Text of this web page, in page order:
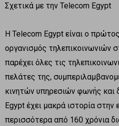
Σχετικά με την Telecom Egypt
Η Telecom Egypt είναι ο
οργανισμός τηλεπικοινωνιών
παρέχει όλες τις
πελάτες της,
κινητών υπηρεσιών φωνής και
Egypt έχει μακρά ιστορία
περισσότερα από 160 χρόνια